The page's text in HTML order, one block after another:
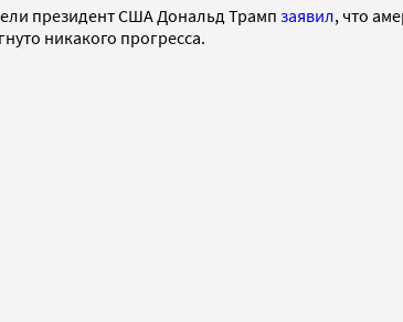
президент США Дональд Трамп заявил, что
никакого прогресса.